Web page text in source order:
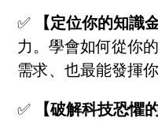
✅ 【定位你的知識
力。學會如何從你
需求、也最能發揮
✅
【破解科技恐懼